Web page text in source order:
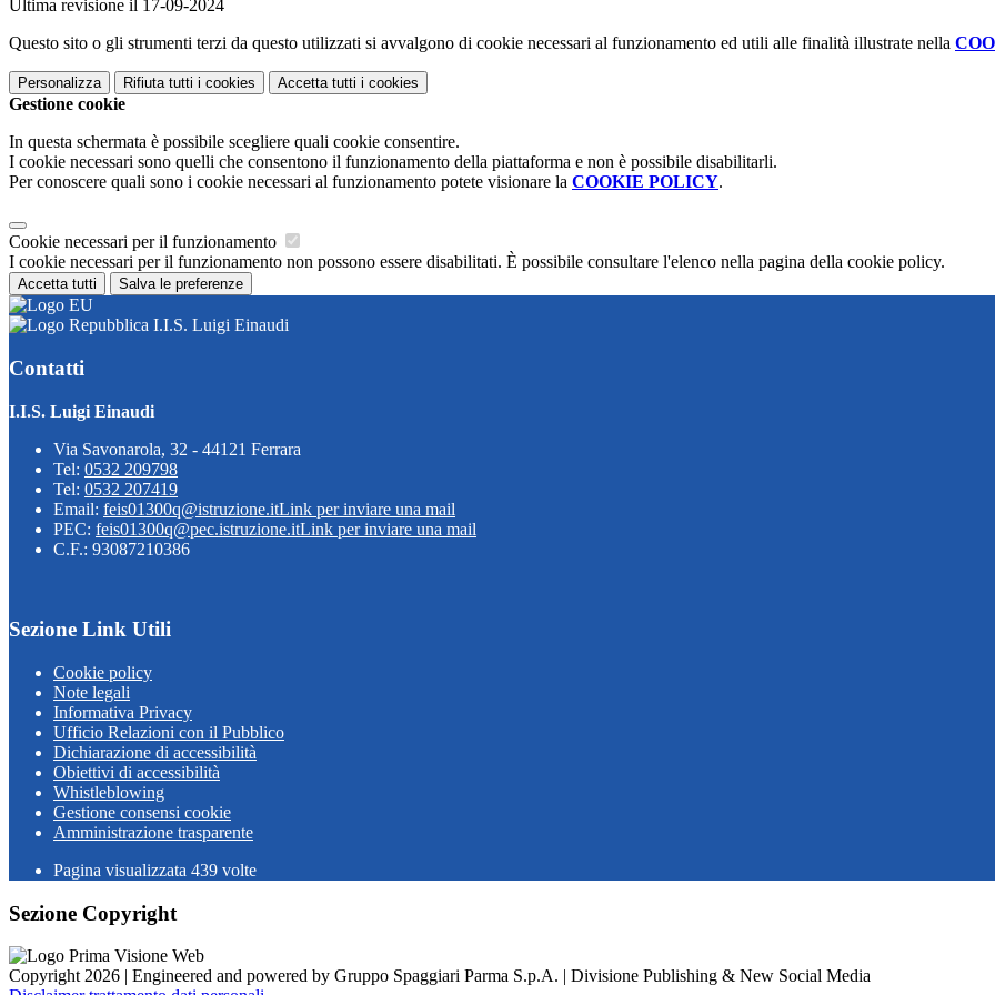
Ultima revisione il 17-09-2024
Questo sito o gli strumenti terzi da questo utilizzati si avvalgono di cookie necessari al funzionamento ed utili alle finalità illustrate nella
Personalizza Rifiuta tutti i cookies Accetta tutti i cookies
Gestione cookie
In questa schermata è possibile scegliere quali cookie consentire.
I cookie necessari sono quelli che consentono il funzionamento della piattaforma e non è possibile disabilitarli.
Per conoscere quali sono i cookie necessari al funzionamento potete visionare la COOKIE POLICY.
Cookie necessari per il funzionamento
I cookie necessari per il funzionamento non possono essere disabilitati. È possibile consultare l'elenco nella pagina della cookie policy.
Accetta tutti Salva le preferenze
I.I.S. Luigi Einaudi
Contatti
I.I.S. Luigi Einaudi
Via Savonarola, 32 - 44121 Ferrara
Tel: 0532 209798
Tel: 0532 207419
Email: feis01300q@istruzione.itLink per inviare una mail
PEC: feis01300q@pec.istruzione.itLink per inviare una mail
C.F.: 93087210386
Sezione Link Utili
Cookie policy
Note legali
Informativa Privacy
Ufficio Relazioni con il Pubblico
Dichiarazione di accessibilità
Obiettivi di accessibilità
Whistleblowing
Gestione consensi cookie
Amministrazione trasparente
Pagina visualizzata 439 volte
Sezione Copyright
Copyright 2026 | Engineered and powered by Gruppo Spaggiari Parma S.p.A. | Divisione Publishing & New Social Media